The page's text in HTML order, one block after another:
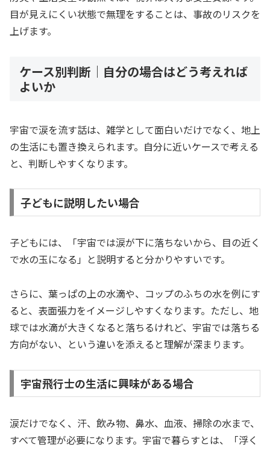
目が見えにくい状態で無理をすることは、事故のリスクを
上げます。
ケース別判断｜自分の場合はどう考えれば
よいか
宇宙で涙を流す話は、雑学として面白いだけでなく、地上
の生活にも置き換えられます。自分に近いケースで考える
と、判断しやすくなります。
子どもに説明したい場合
子どもには、「宇宙では涙が下に落ちないから、目の近く
で水の玉になる」と説明すると分かりやすいです。
さらに、葉っぱの上の水滴や、コップのふちの水を例にす
ると、表面張力をイメージしやすくなります。ただし、地
球では水滴が大きくなると落ちるけれど、宇宙では落ちる
方向がない、という違いを添えると理解が深まります。
宇宙飛行士の生活に興味がある場合
涙だけでなく、汗、飲み物、鼻水、血液、掃除の水まで、
すべて管理が必要になります。宇宙で暮らすとは、「浮く